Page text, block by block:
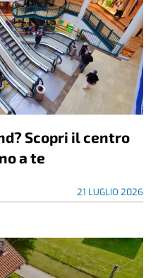
Scopri il centro
a te
21 LUGLIO 2026